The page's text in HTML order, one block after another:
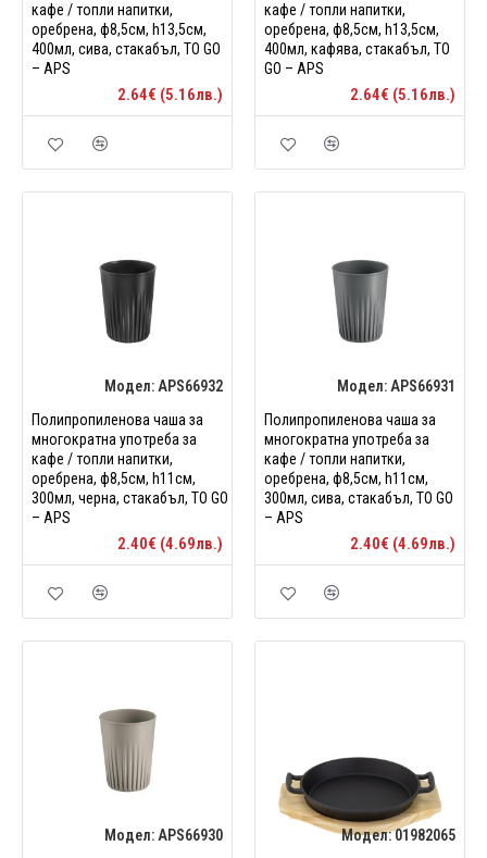
кафе / топли напитки,
оребрена, ф8,5см, h13,5см,
400мл, сива, стакабъл, TO GO
– APS
2.64€ (5.16лв.)
кафе / топли напитки,
оребрена, ф8,5см, h13,5см,
400мл, кафява, стакабъл, TO
GO – APS
2.64€ (5.16лв.)
Модел: APS66932
Полипропиленова чаша за
многократна употреба за
кафе / топли напитки,
оребрена, ф8,5см, h11см,
300мл, черна, стакабъл, TO GO
– APS
2.40€ (4.69лв.)
Модел: APS66931
Полипропиленова чаша за
многократна употреба за
кафе / топли напитки,
оребрена, ф8,5см, h11см,
300мл, сива, стакабъл, TO GO
– APS
2.40€ (4.69лв.)
Модел: APS66930
Модел:01982065